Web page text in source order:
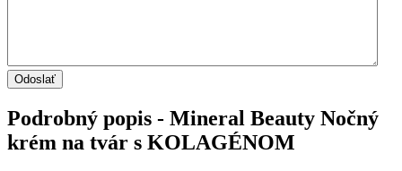
Podrobný popis - Mineral Beauty Nočný
krém na tvár s KOLAGÉNOM